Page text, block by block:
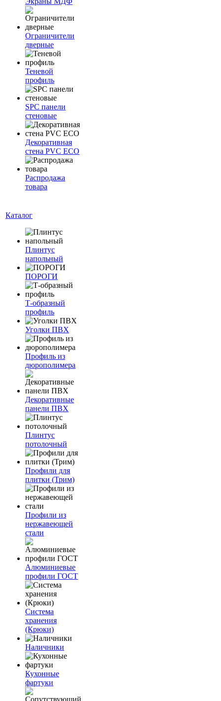
Ограничители
дверные
Теневой
профиль
SPC панели
стеновые
Декоративная
стена PVC ECO
Распродажа
товара
Каталог
Плинтус
напольный
ПОРОГИ
Т-образный
профиль
Уголки ПВХ
Профиль из
дюрополимера
Декоративные
панели ПВХ
Плинтус
потолочный
Профили для
плитки (Трим)
Профили из
нержавеющей
стали
Алюминиевые
профили ГОСТ
Система
хранения
(Крюки)
Наличники
Кухонные
фартуки